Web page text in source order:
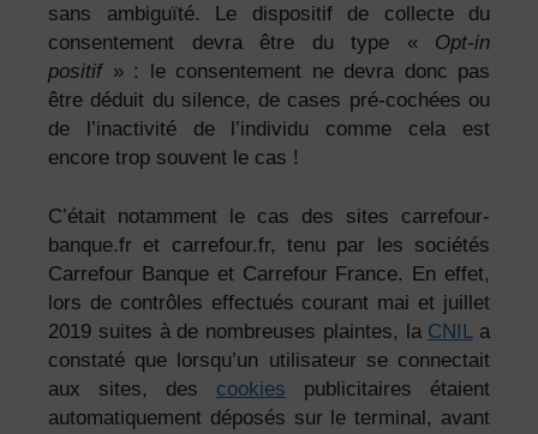
sans ambiguïté. Le dispositif de collecte du
consentement devra être du type « Opt-in
positif » : le consentement ne devra donc pas
être déduit du silence, de cases pré-cochées ou
de l’inactivité de l’individu comme cela est
encore trop souvent le cas !
C’était notamment le cas des sites carrefour-
banque.fr et carrefour.fr, tenu par les sociétés
Carrefour Banque et Carrefour France. En effet,
lors de contrôles effectués courant mai et juillet
2019 suites à de nombreuses plaintes, la CNILa
constaté que lorsqu’un utilisateur se connectait
aux sites, des cookies publicitaires étaient
automatiquement déposés sur le terminal, avant